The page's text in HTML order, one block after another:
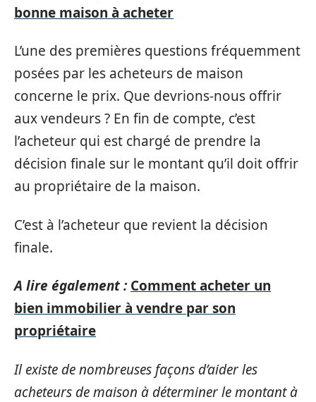
bonne maison à acheter
L’une des premières questions fréquemment
posées par les acheteurs de maison
concerne le prix. Que devrions-nous offrir
aux vendeurs ? En fin de compte, c’est
l’acheteur qui est chargé de prendre la
décision finale sur le montant qu’il doit offrir
au propriétaire de la maison.
C’est à l’acheteur que revient la décision
finale.
A lire également : Comment acheter un
bien immobilier à vendre par son
propriétaire
Il existe de nombreuses façons d’aider les
acheteurs de maison à déterminer le montant à